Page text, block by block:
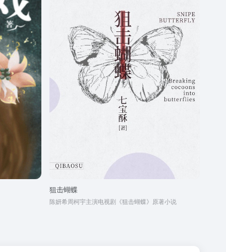
狙击蝴蝶
陈妍希周柯宇主演电视剧《狙击蝴蝶》原著小说